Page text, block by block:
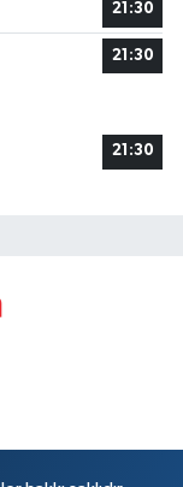
21:30
21:30
21:30